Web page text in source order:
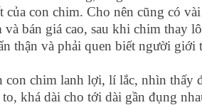
của con chim. Cho nên cũng có
bán giá cao, sau khi chim thay
thận và phải quen biết người giới
con chim lanh lợi, lí lắc, nhìn thấy
khá dài cho tới dài gần đụng